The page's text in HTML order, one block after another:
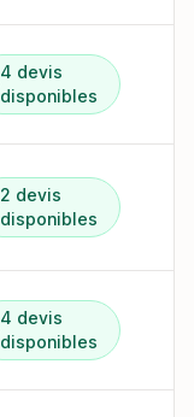
4 devis
disponibles
2 devis
disponibles
4 devis
disponibles